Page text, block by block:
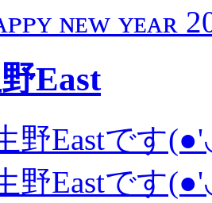
ɴᴇᴡ ʏᴇᴀʀ
East
野Eastです
野Eastです